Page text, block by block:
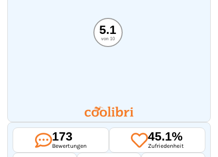
5.1
von 10
173
Bewertungen
45.1%
Zufriedenheit